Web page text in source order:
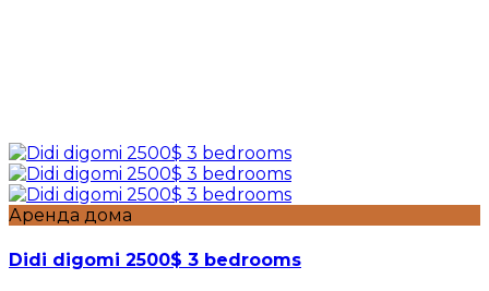
Аренда дома
Didi digomi 2500$ 3 bedrooms